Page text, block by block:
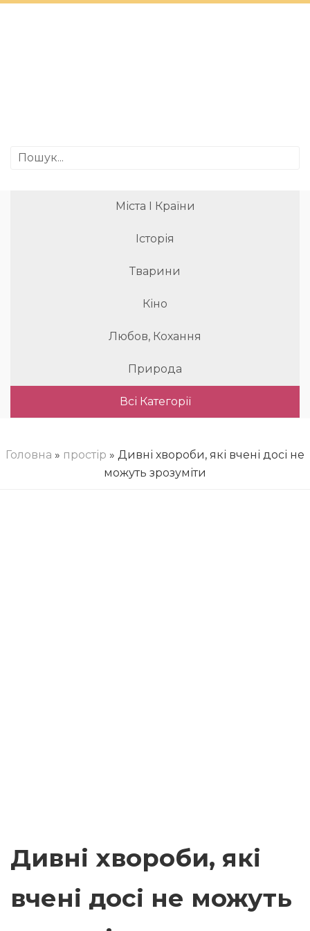
Міста І Країни
Історія
Тварини
Кіно
Любов, Кохання
Природа
Всі Категорії
Головна » простір » Дивні хвороби, які вчені досі не
можуть зрозуміти
Дивні хвороби, які
вчені досі не можуть